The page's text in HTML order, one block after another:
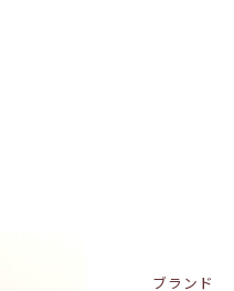
ブランド